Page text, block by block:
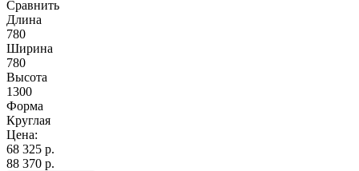
Сравнить
Длина
780
Ширина
780
Высота
1300
Форма
Круглая
Цена:
68 325 р.
88 370 р.